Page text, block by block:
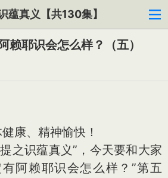
蕴真义【共130集】
耶识会怎么样？（五）
、精神愉快！
蕴真义”，今天要和大家
阿赖耶识会怎么样？”第五